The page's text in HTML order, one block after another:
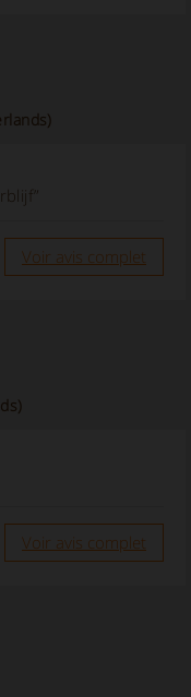
Voir avis complet
Voir avis complet